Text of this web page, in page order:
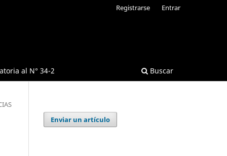
al N° 34-2 Buscar
Registrarse Entrar
Enviar un artículo